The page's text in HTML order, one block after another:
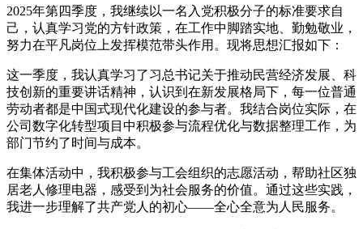
2025年第四季度，我继续以一名入党积极分子的标准要求自
己，认真学习党的方针政策，在工作中脚踏实地、勤勉敬业，
努力在平凡岗位上发挥模范带头作用。现将思想汇报如下：
这一季度，我认真学习了习总书记关于推动民营经济发展、科
技创新的重要讲话精神，认识到在新发展格局下，每一位普通
劳动者都是中国式现代化建设的参与者。我结合岗位实际，在
公司数字化转型项目中积极参与流程优化与数据整理工作，为
部门节约了时间与成本。
在集体活动中，我积极参与工会组织的志愿活动，帮助社区独
居老人修理电器，感受到为社会服务的价值。通过这些实践，
我进一步理解了共产党人的初心——全心全意为人民服务。